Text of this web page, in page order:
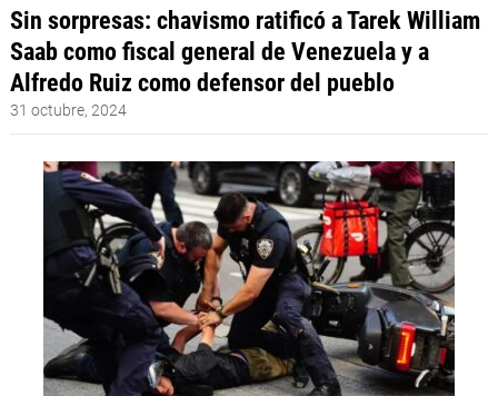
Sin sorpresas: chavismo ratificó a Tarek William
Saab como fiscal general de Venezuela y a
Alfredo Ruiz como defensor del pueblo
31 octubre, 2024